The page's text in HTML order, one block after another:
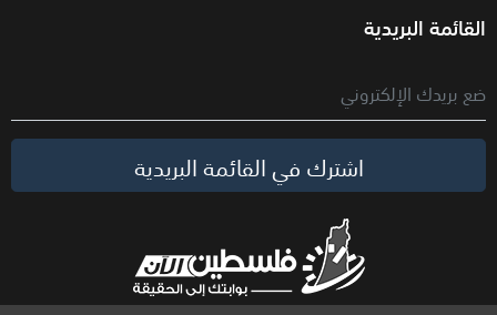
القائمة البريدية
اشترك في القائمة البريدية